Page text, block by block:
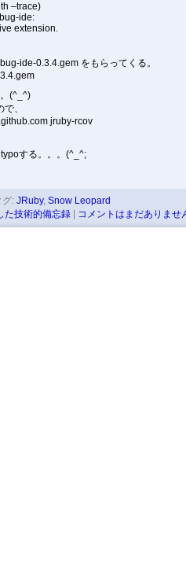
–trace)
ide:
extension.
ide-0.3.4.gem をもらってくる。
(^_^)
、
jruby-rcov
する。。。(^_^;
グ: JRuby, Snow Leopard
た技術的備忘録| コメントはまだありませ